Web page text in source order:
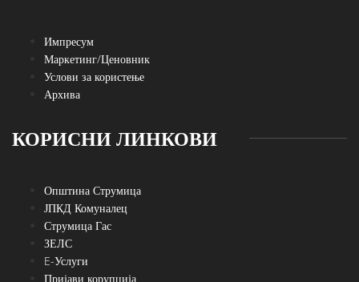
Импресум
Маркетинг/Ценовник
Услови за користење
Архива
КОРИСНИ ЛИНКОВИ
Општина Струмица
ЈПКД Комуналец
Струмица Гас
ЗЕЛС
E-Услуги
Пријави корупција